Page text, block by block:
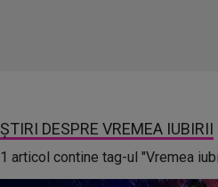
ȘTIRI DESPRE VREMEA IUBIRII
1 articol contine tag-ul "Vremea